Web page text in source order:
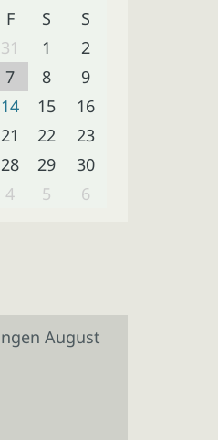
F S
S
31 1
2
7 8
9
14 15
16
21 22
23
28 29
30
4 5 6
August